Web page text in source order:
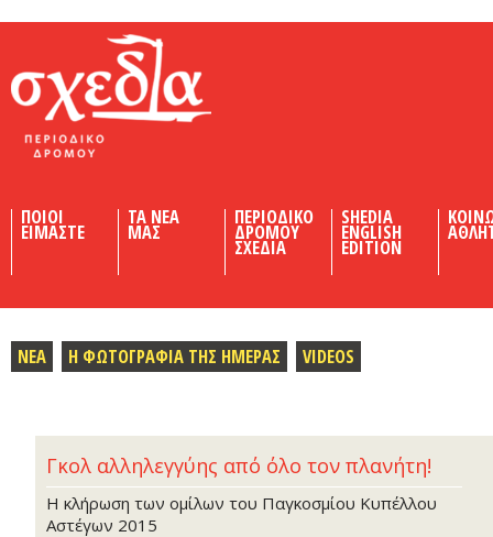
ΠΟΙΟΙ
ΕΙΜΑΣΤΕ
ΤΑ ΝΕΑ
ΜΑΣ
ΠΕΡΙΟΔΙΚΟ
ΔΡΟΜΟΥ
ΣΧΕΔΙΑ
SHEDIA
ENGLISH
EDITION
ΝΕΑ Η ΦΩΤΟΓΡΑΦΙΑ ΤΗΣ ΗΜΕΡΑΣ VIDEOS
Γκολ αλληλεγγύης από όλο τον πλανήτη!
Η κλήρωση των ομίλων του Παγκοσμίου Κυπέλλου
Αστέγων 2015